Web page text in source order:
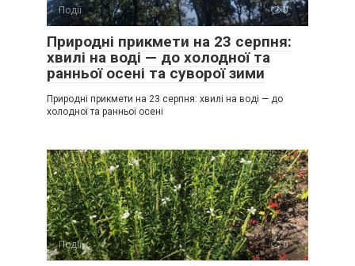
Події 0
Природні прикмети на 23 серпня:
хвилі на воді — до холодної та
ранньої осені та суворої зими
Природні прикмети на 23 серпня: хвилі на воді — до
холодної та ранньої осені
Події 0